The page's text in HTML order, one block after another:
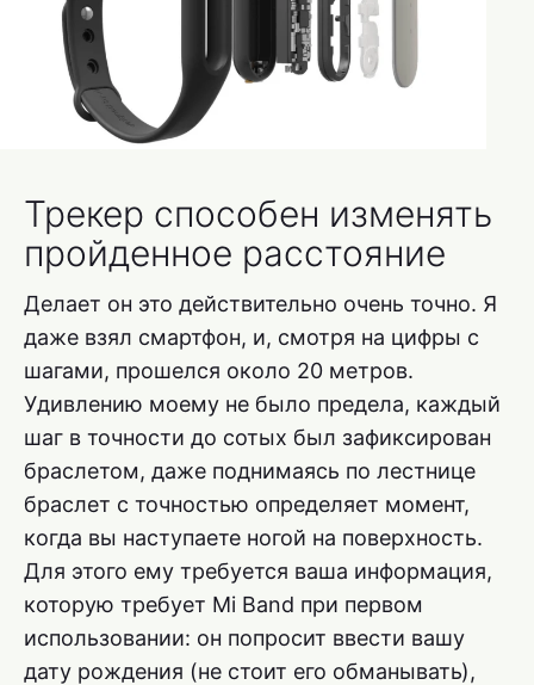
Трекер способен изменять
пройденное расстояние
Делает он это действительно очень точно. Я
даже взял смартфон, и, смотря на цифры с
шагами, прошелся около 20 метров.
Удивлению моему не было предела, каждый
шаг в точности до сотых был зафиксирован
браслетом, даже поднимаясь по лестнице
браслет с точностью определяет момент,
когда вы наступаете ногой на поверхность.
Для этого ему требуется ваша информация,
которую требует Mi Band при первом
использовании: он попросит ввести вашу
дату рождения (не стоит его обманывать),